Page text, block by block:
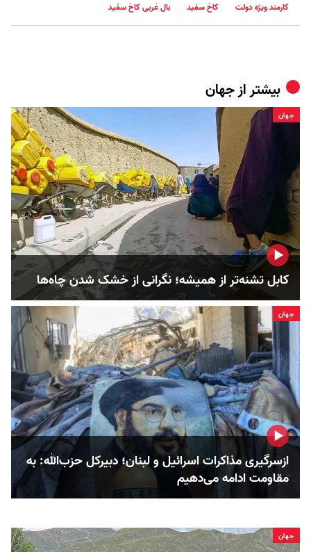
کارمند ویژه دولت
کاخ سفید بال غربی کاخ سفید
بیشتر ازجهان
جهان
کابل تشنه‌تر از همیشه؛ نگرانی از خشک‌ شدن چاه‌ها
جهان
ازسرگیری مذاکرات اسرائیل و لبنان؛ دبیرکل حزب‌الله: به
مقاومت ادامه می‌دهیم
جهان